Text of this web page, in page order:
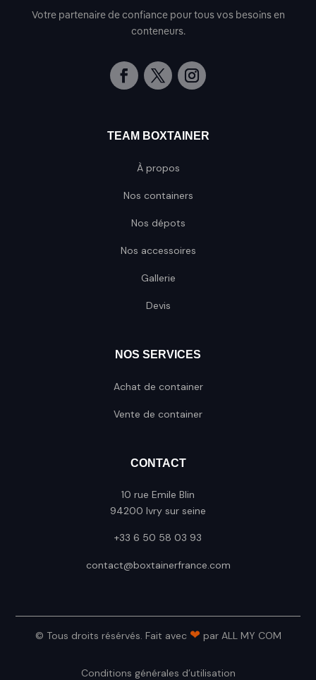
Votre partenaire de confiance pour tous vos besoins en
conteneurs.
TEAM BOXTAINER
À propos
Nos containers
Nos dépots
Nos accessoires
Gallerie
Devis
NOS SERVICES
Achat de container
Vente de container
CONTACT
10 rue Emile Blin
94200 Ivry sur seine
+33 6 50 58 03 93
contact@boxtainerfrance.com
© Tous droits résérvés. Fait avec ❤ par ALL MY COM
Conditions générales d’utilisation